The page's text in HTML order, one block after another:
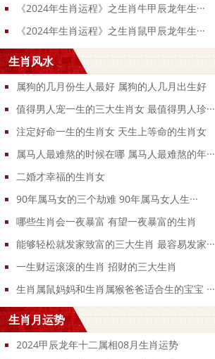
《2024年生肖运程》之生肖牛甲辰龙年生···
《2024年生肖运程》之生肖鼠甲辰龙年生···
生肖风水
属狗的几月份生人最好 属狗的人几月出生好
值得男人宠一生的三大生肖女 最值得男人珍···
注定好命一生的生肖女 天生上等命的生肖女
属马人最难熬的时候在哪 属马人最难熬的年···
二婚才幸福的生肖女
90年属马女的三个劫难 90年属马女人生···
哪些生肖会一夜暴富 有望一夜暴富的生肖
能够轻松就发家致富的三大生肖 最容易发家···
一生财运滚滚的生肖 招财的三大生肖
生肖属鼠妈妈和生肖属猴爸爸适合生的宝宝 ···
生肖月运势
2024甲辰龙年十二属相08月生肖运势